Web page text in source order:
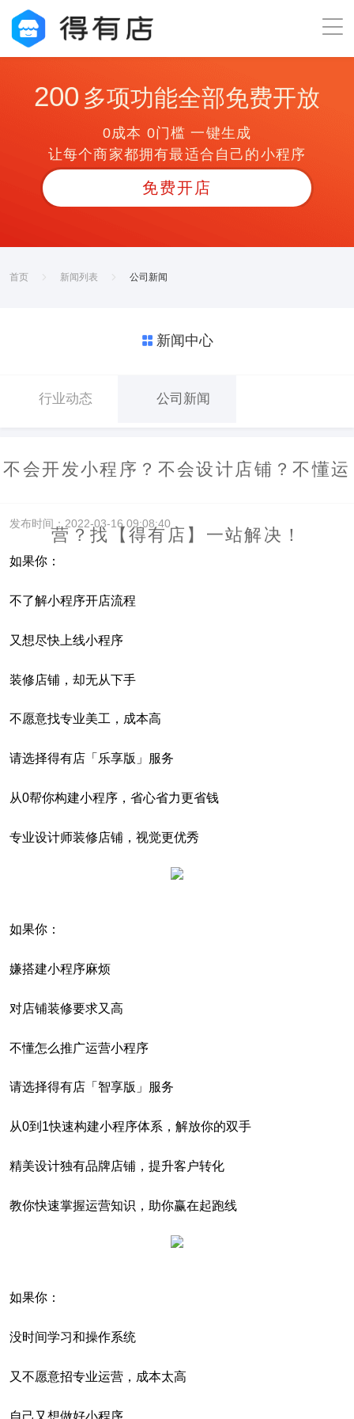
200 多项功能全部免费开放
0成本 0门槛 一键生成
让每个商家都拥有最适合自己的小程序
免费开店
首页 新闻列表 公司新闻
新闻中心
行业动态 公司新闻
不会开发小程序？不会设计店铺？不懂运
营？找【得有店】一站解决！
发布时间：2022-03-16 09:08:40
如果你：
不了解小程序开店流程
又想尽快上线小程序
装修店铺，却无从下手
不愿意找专业美工，成本高
请选择得有店「乐享版」服务
从0帮你构建小程序，省心省力更省钱
专业设计师装修店铺，视觉更优秀
如果你：
嫌搭建小程序麻烦
对店铺装修要求又高
不懂怎么推广运营小程序
请选择得有店「智享版」服务
从0到1快速构建小程序体系，解放你的双手
精美设计独有品牌店铺，提升客户转化
教你快速掌握运营知识，助你赢在起跑线
如果你：
没时间学习和操作系统
又不愿意招专业运营，成本太高
自己又想做好小程序